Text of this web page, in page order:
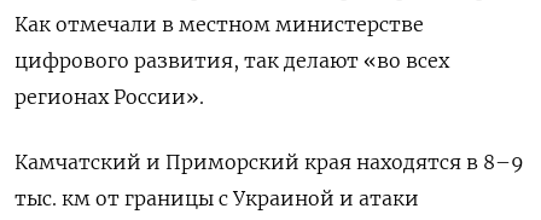
Как отмечали в местном министерстве
цифрового развития, так делают «во всех
регионах России».
Камчатский и Приморский края находятся в 8–9
тыс. км от границы с Украиной и атаки